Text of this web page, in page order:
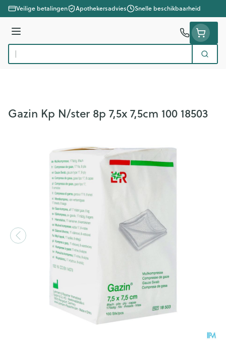
Ga naar de inhoud
Veilige betalingen Apothekersadvies Snelle beschikbaarheid
Menu
Product, merk, categorie...
Zoek
Gazin Kp N/ster 8p 7,5x 7,5cm 100 18503